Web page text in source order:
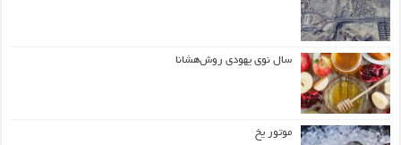
سال نوی یهودی روش‌هشانا
موتور یخ